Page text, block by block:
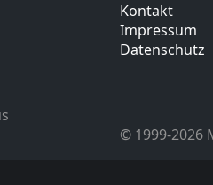
Kontakt
Impressum
Datenschutz
© 1999-2026